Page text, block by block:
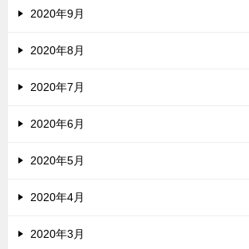
2020年9月
2020年8月
2020年7月
2020年6月
2020年5月
2020年4月
2020年3月